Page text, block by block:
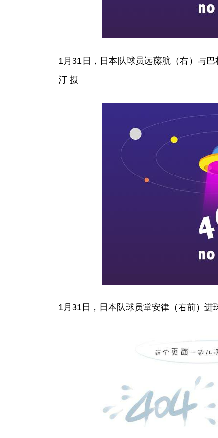
1月31日，日本队球员远藤航（右）与
汀 摄
1月31日，日本队球员堂安律（右前）